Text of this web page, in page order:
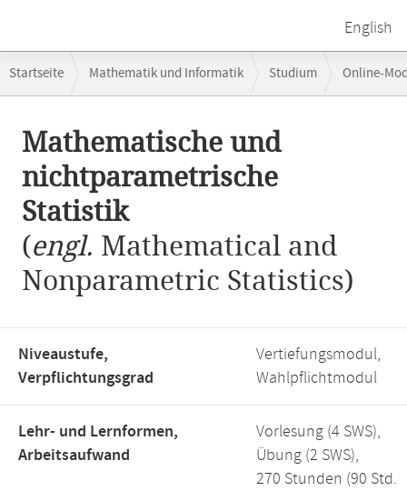
English
Navigation
Startseite Mathematik und Informatik Studium Online-
Mathematische und
nichtparametrische
Statistik
(engl. Mathematical and
Nonparametric Statistics)
Niveaustufe,
Verpflichtungsgrad
Vertiefungsmodul,
Wahlpflichtmodul
Lehr- und Lernformen,
Arbeitsaufwand
Vorlesung (4 SWS),
Übung (2 SWS),
270 Stunden (90 Std.